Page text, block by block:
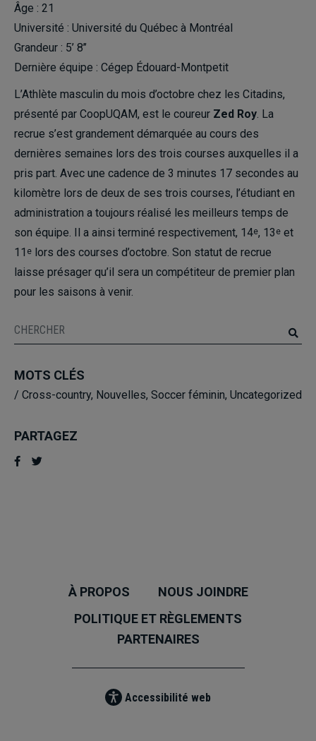
Âge : 21
Université : Université du Québec à Montréal
Grandeur : 5’ 8’’
Dernière équipe : Cégep Édouard-Montpetit
L’Athlète masculin du mois d’octobre chez les Citadins,
présenté par CoopUQAM, est le coureur Zed Roy . La
recrue s’est grandement démarquée au cours des
dernières semaines lors des trois courses auxquelles il a
pris part. Avec une cadence de 3 minutes 17 secondes au
kilomètre lors de deux de ses trois courses, l’étudiant en
administration a toujours réalisé les meilleurs temps de
son équipe. Il a ainsi terminé respectivement, 14e, 13 e et
11 e lors des courses d’octobre. Son statut de recrue
laisse présager qu’il sera un compétiteur de premier plan
pour les saisons à venir.
MOTS CLÉS
/ Cross-country, Nouvelles, Soccer féminin, Uncategorized
PARTAGEZ
À PROPOS
NOUS JOINDRE
POLITIQUE ET RÈGLEMENTS
PARTENAIRES
Accessibilité web